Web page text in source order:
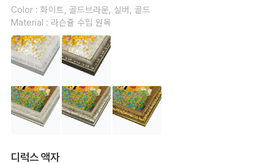
Color : 화이트, 골드브라운, 실버, 골드
Material : 라슨쥴 수입 원목
디럭스 액자